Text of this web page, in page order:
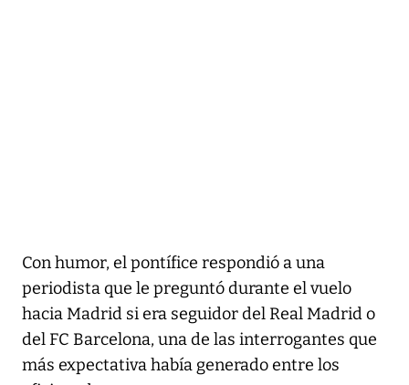
Con humor, el pontífice respondió a una
periodista que le preguntó durante el vuelo
hacia Madrid si era seguidor del Real Madrid o
del FC Barcelona, una de las interrogantes que
más expectativa había generado entre los